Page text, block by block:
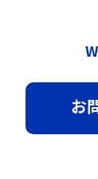
お